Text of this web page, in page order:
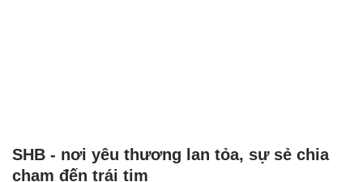
SHB - nơi yêu thương lan tỏa, sự sẻ chia
chạm đến trái tim